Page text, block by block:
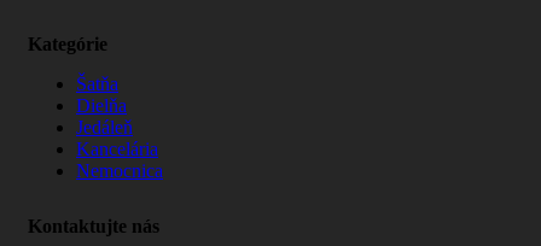
Kategórie
Šatňa
Dielňa
Jedáleň
Kancelária
Nemocnica
Kontaktujte nás